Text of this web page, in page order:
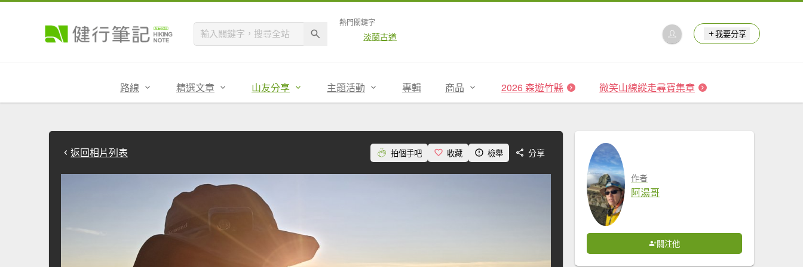
熱門關鍵字
淡蘭古道 我要分享
路線 精選文章 山友分享 主題活動 專輯 商品 2026 森遊竹縣 微笑山線縱走尋寶集章
返回相片列表 拍個手吧 收藏 檢舉 分享
作者
阿湯哥
關注他